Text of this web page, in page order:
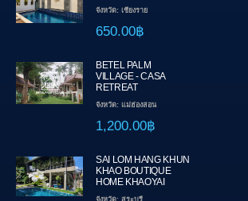
จังหวัด: เชียงราย
650.00฿
BETEL PALM
VILLAGE - CASA
RETREAT
จังหวัด: แม่ฮ่องสอน
1,200.00฿
SAI LOM HANG KHUN
KHAO BOUTIQUE
HOME KHAOYAI
จังหวัด: สระบุรี